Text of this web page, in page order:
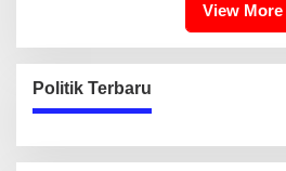
View More
Politik Terbaru